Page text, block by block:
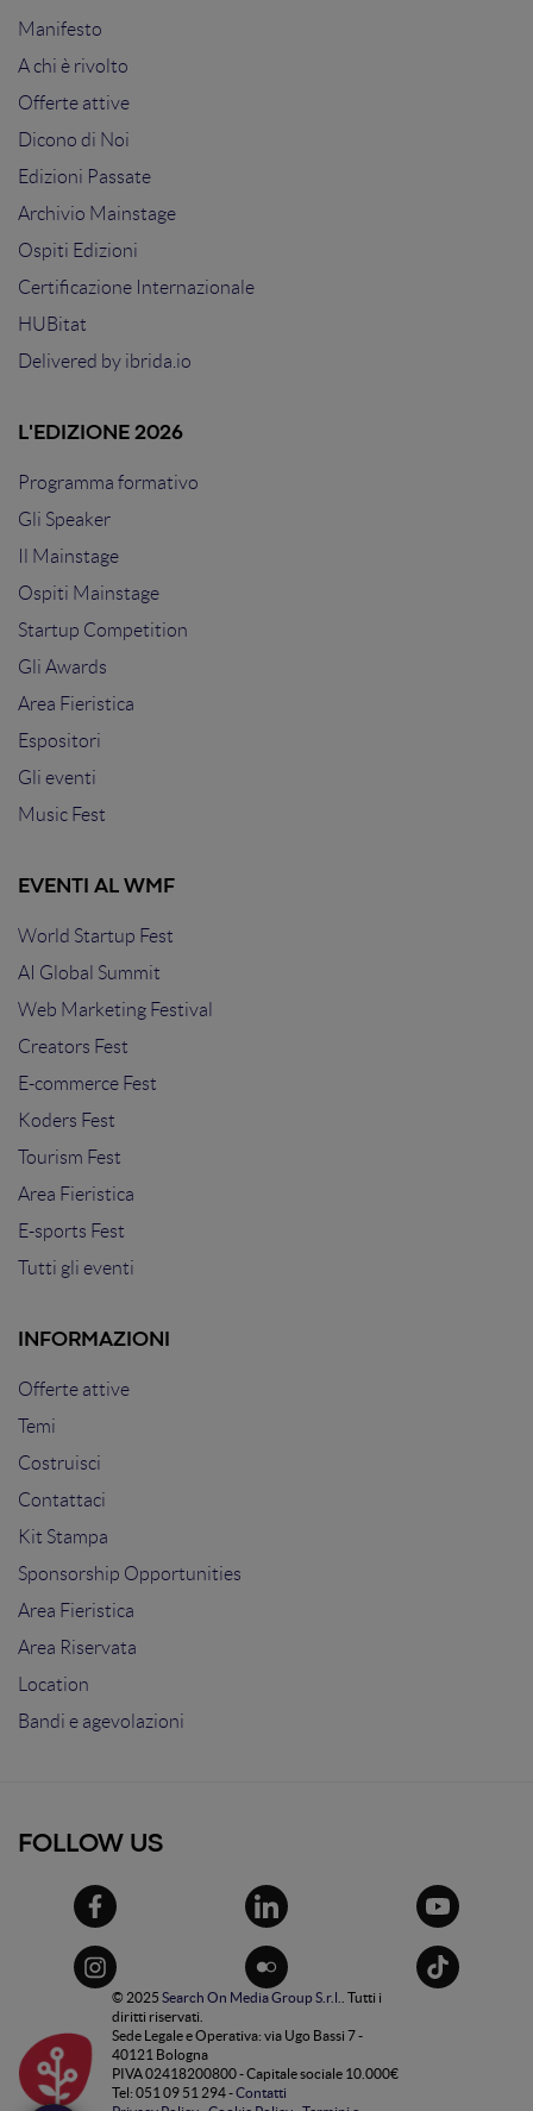
Manifesto
A chi è rivolto
Offerte attive
Dicono di Noi
Edizioni Passate
Archivio Mainstage
Ospiti Edizioni
Certificazione Internazionale
HUBitat
Delivered by ibrida.io
L'EDIZIONE 2026
Programma formativo
Gli Speaker
Il Mainstage
Ospiti Mainstage
Startup Competition
Gli Awards
Area Fieristica
Espositori
Gli eventi
Music Fest
EVENTI AL WMF
World Startup Fest
AI Global Summit
Web Marketing Festival
Creators Fest
E-commerce Fest
Koders Fest
Tourism Fest
Area Fieristica
E-sports Fest
Tutti gli eventi
INFORMAZIONI
Offerte attive
Temi
Costruisci
Contattaci
Kit Stampa
Sponsorship Opportunities
Area Fieristica
Area Riservata
Location
Bandi e agevolazioni
FOLLOW US
© 2025 Search On Media Group S.r.l.
. Tutti i
diritti riservati.
Sede Legale e Operativa: via Ugo Bassi 7 -
40121 Bologna
PIVA 02418200800 - Capitale sociale 10.000€
Tel: 051 09 51 294 -Contatti